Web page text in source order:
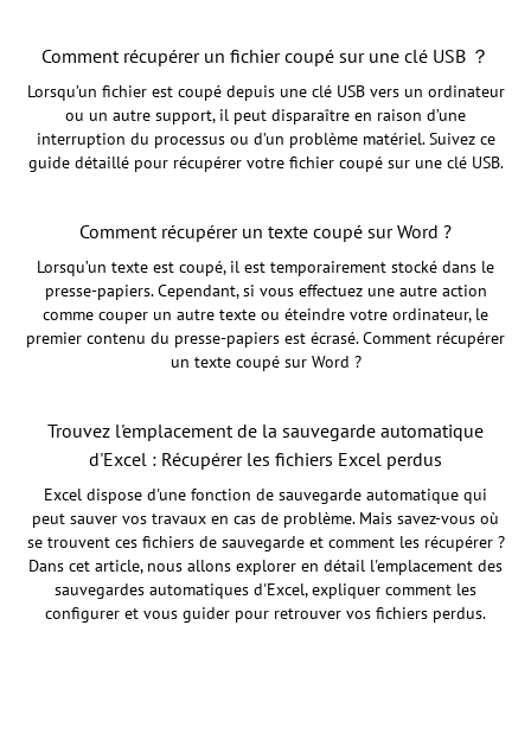
Comment récupérer un fichier coupé sur une clé USB ？
Lorsqu’un fichier est coupé depuis une clé USB vers un ordinateur
ou un autre support, il peut disparaître en raison d’une
interruption du processus ou d’un problème matériel. Suivez ce
guide détaillé pour récupérer votre fichier coupé sur une clé USB.
Comment récupérer un texte coupé sur Word ?
Lorsqu’un texte est coupé, il est temporairement stocké dans le
presse-papiers. Cependant, si vous effectuez une autre action
comme couper un autre texte ou éteindre votre ordinateur, le
premier contenu du presse-papiers est écrasé. Comment récupérer
un texte coupé sur Word ?
Trouvez l'emplacement de la sauvegarde automatique
d'Excel : Récupérer les fichiers Excel perdus
Excel dispose d'une fonction de sauvegarde automatique qui
peut sauver vos travaux en cas de problème. Mais savez-vous où
se trouvent ces fichiers de sauvegarde et comment les récupérer ?
Dans cet article, nous allons explorer en détail l'emplacement des
sauvegardes automatiques d'Excel, expliquer comment les
configurer et vous guider pour retrouver vos fichiers perdus.